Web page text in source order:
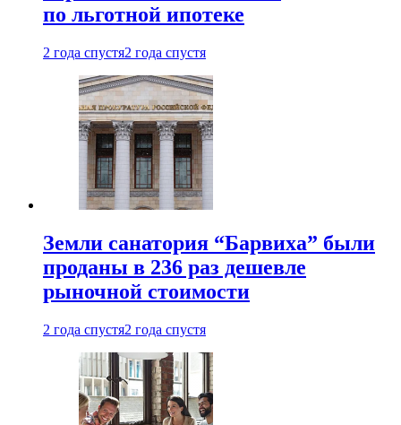
по льготной ипотеке
2 года спустя2 года спустя
Земли санатория “Барвиха” были
проданы в 236 раз дешевле
рыночной стоимости
2 года спустя2 года спустя